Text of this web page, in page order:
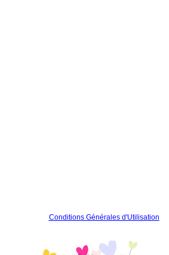
Conditions Générales d'Utilisation